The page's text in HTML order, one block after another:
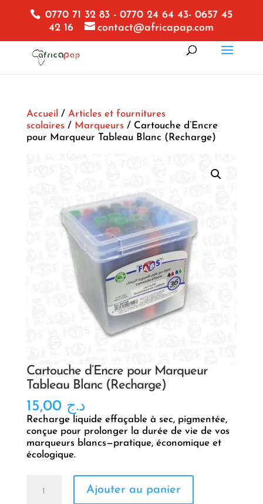
0770 71 32 83 - 0770 24 64 43- 0657 45
42 16
contact@africapap.com
Accueil / Articles et fournitures
scolaires/ Marqueurs/ Cartouche d’Encre
pour Marqueur Tableau Blanc (Recharge)
Cartouche d’Encre pour Marqueur
Tableau Blanc (Recharge)
د.ج 15,00
Recharge liquide effaçable à sec, pigmentée,
conçue pour prolonger la durée de vie de vos
marqueurs blancs—pratique, économique et
écologique.
Ajouter au panier